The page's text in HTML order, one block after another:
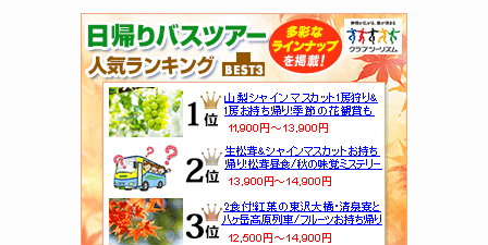
＼グルメも絶景も！大人気ツアー／